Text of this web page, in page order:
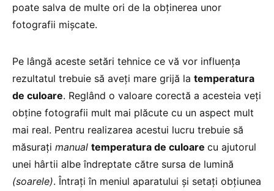
poate salva de multe ori de la obţinerea unor
fotografii mişcate.
Pe lângă aceste setări tehnice ce vă vor influenţa
rezultatul trebuie să aveţi mare grijă la temperatura
de culoare. Reglând o valoare corectă a acesteia veţi
obţine fotografii mult mai plăcute cu un aspect mult
mai real. Pentru realizarea acestui lucru trebuie să
măsuraţi manual temperatura de culoare cu ajutorul
unei hârtii albe îndreptate către sursa de lumină
(soarele). Întraţi în meniul aparatului şi setaţi obţiunea